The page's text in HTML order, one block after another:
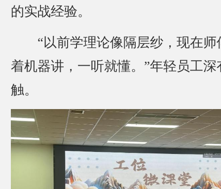
的实战经验。
“以前学理论像隔层纱，现在师
着机器讲，一听就懂。”年轻员工深
触。